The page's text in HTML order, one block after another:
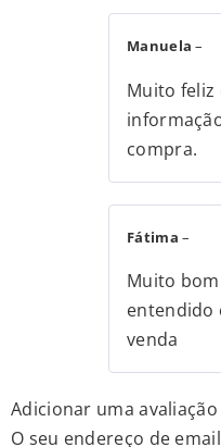
Manuela–
Muito feliz
compra.
Fátima–
Muito
entendido
venda
Adicionar uma avaliação
O seu endereço de